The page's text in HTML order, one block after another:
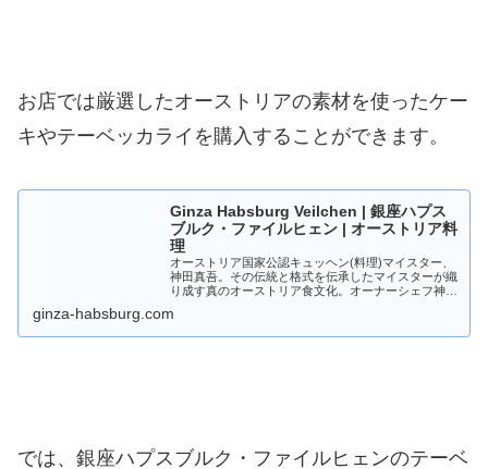
お店では厳選したオーストリアの素材を使ったケー
キやテーベッカライを購入することができます。
Ginza Habsburg Veilchen | 銀座ハプス
ブルク・ファイルヒェン | オーストリア料
理
オーストリア国家公認キュッヘン(料理)マイスター、
神田真吾。その伝統と格式を伝承したマイスターが織
り成す真のオーストリア食文化。オーナーシェフ神田
オーストリア料理の粋を味わうことができ、食材の...
ginza-habsburg.com
では、銀座ハプスブルク・ファイルヒェンのテーベ